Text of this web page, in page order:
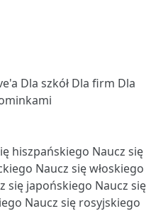
Dla szkół Dla firm Dla
hiszpańskiego Naucz się
Naucz się włoskiego
się japońskiego Naucz się
Naucz się rosyjskiego